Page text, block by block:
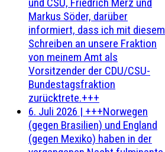
Markus Söder, darüber
informiert, dass ich mit diesem
Schreiben an unsere Fraktion
von meinem Amt als
Vorsitzender der CDU/CSU-
Bundestagsfraktion
zurücktrete.+++
6. Juli 2026 | +++Norwegen
(gegen Brasilien) und England
(gegen Mexiko) haben in der